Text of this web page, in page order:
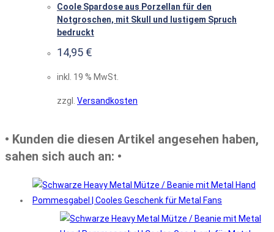
Coole Spardose aus Porzellan für den
Notgroschen, mit Skull und lustigem Spruch
bedruckt
14,95 €
inkl. 19 % MwSt.
zzgl. Versandkosten
• Kunden die diesen Artikel angesehen haben,
sahen sich auch an: •